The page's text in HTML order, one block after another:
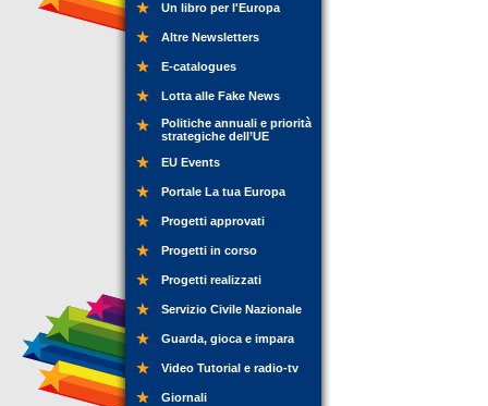
Un libro per l'Europa
Altre Newsletters
E-catalogues
Lotta alle Fake News
Politiche annuali e priorità
strategiche dell’UE
EU Events
Portale La tua Europa
Progetti approvati
Progetti in corso
Progetti realizzati
Servizio Civile Nazionale
Guarda, gioca e impara
Video Tutorial e radio-tv
Giornali